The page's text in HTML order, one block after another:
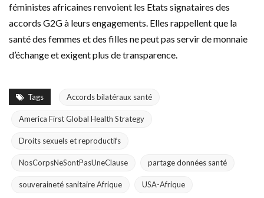
féministes africaines renvoient les Etats signataires des
accords G2G à leurs engagements. Elles rappellent que la
santé des femmes et des filles ne peut pas servir de monnaie
d’échange et exigent plus de transparence.
Tags Accords bilatéraux santé
America First Global Health Strategy
Droits sexuels et reproductifs
NosCorpsNeSontPasUneClause partage données santé
souveraineté sanitaire Afrique USA-Afrique